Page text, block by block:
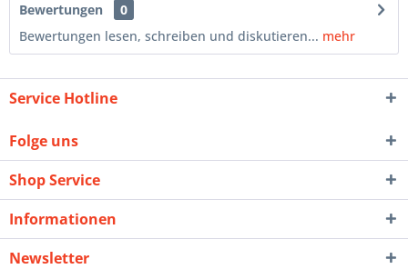
Bewertungen
0
Bewertungen lesen, schreiben und diskutieren... mehr
Service Hotline
Folge uns
Shop Service
Informationen
Newsletter